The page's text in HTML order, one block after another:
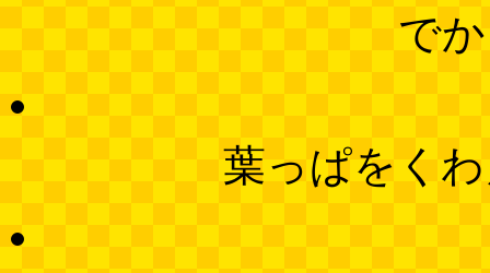
で
葉っぱをく